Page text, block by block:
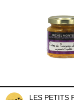
LES PETITS